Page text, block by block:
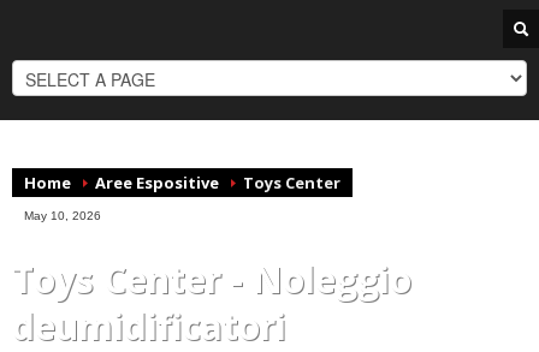
Home Aree Espositive Toys Center
May 10, 2026
Toys Center - Noleggio
deumidificatori